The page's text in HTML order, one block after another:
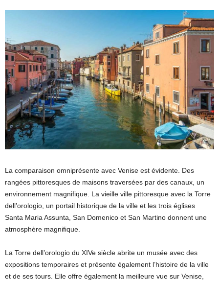
La comparaison omniprésente avec Venise est évidente. Des
rangées pittoresques de maisons traversées par des canaux, un
environnement magnifique. La vieille ville pittoresque avec la Torre
dell’orologio, un portail historique de la ville et les trois églises
Santa Maria Assunta, San Domenico et San Martino donnent une
atmosphère magnifique.
La Torre dell’orologio du XIVe siècle abrite un musée avec des
expositions temporaires et présente également l’histoire de la ville
et de ses tours. Elle offre également la meilleure vue sur Venise,